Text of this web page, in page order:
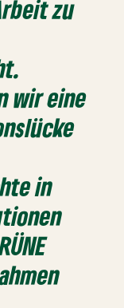
zu
wir eine
in